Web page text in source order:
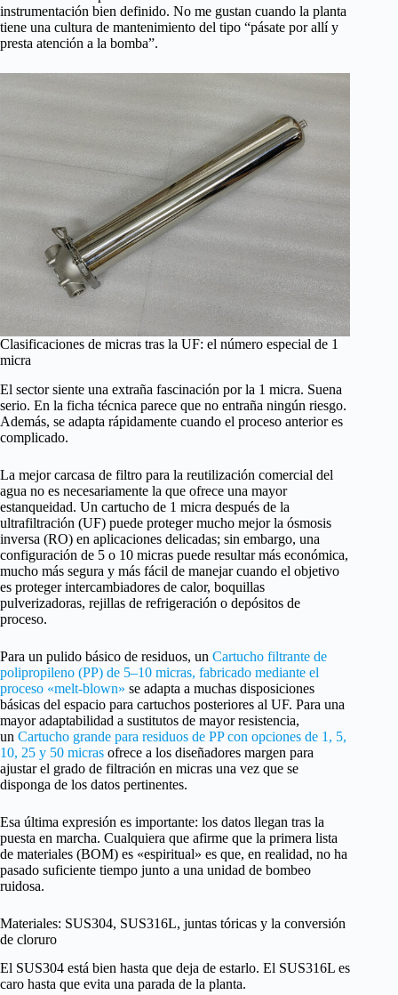
instrumentación bien definido. No me gustan cuando la planta
tiene una cultura de mantenimiento del tipo “pásate por allí y
presta atención a la bomba”.
Clasificaciones de micras tras la UF: el número especial de 1
micra
El sector siente una extraña fascinación por la 1 micra. Suena
serio. En la ficha técnica parece que no entraña ningún riesgo.
Además, se adapta rápidamente cuando el proceso anterior es
complicado.
La mejor carcasa de filtro para la reutilización comercial del
agua no es necesariamente la que ofrece una mayor
estanqueidad. Un cartucho de 1 micra después de la
ultrafiltración (UF) puede proteger mucho mejor la ósmosis
inversa (RO) en aplicaciones delicadas; sin embargo, una
configuración de 5 o 10 micras puede resultar más económica,
mucho más segura y más fácil de manejar cuando el objetivo
es proteger intercambiadores de calor, boquillas
pulverizadoras, rejillas de refrigeración o depósitos de
proceso.
Para un pulido básico de residuos, un Cartucho filtrante de
polipropileno (PP) de 5–10 micras, fabricado mediante el
proceso «melt-blown» se adapta a muchas disposiciones
básicas del espacio para cartuchos posteriores al UF. Para una
mayor adaptabilidad a sustitutos de mayor resistencia,
un Cartucho grande para residuos de PP con opciones de 1, 5,
10, 25 y 50 micras ofrece a los diseñadores margen para
ajustar el grado de filtración en micras una vez que se
disponga de los datos pertinentes.
Esa última expresión es importante: los datos llegan tras la
puesta en marcha. Cualquiera que afirme que la primera lista
de materiales (BOM) es «espiritual» es que, en realidad, no ha
pasado suficiente tiempo junto a una unidad de bombeo
ruidosa.
Materiales: SUS304, SUS316L, juntas tóricas y la conversión
de cloruro
El SUS304 está bien hasta que deja de estarlo. El SUS316L es
caro hasta que evita una parada de la planta.